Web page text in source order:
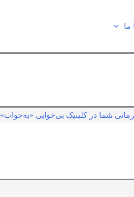
ما
شما در کلینیک بی‌خوابی «به‌خواب»